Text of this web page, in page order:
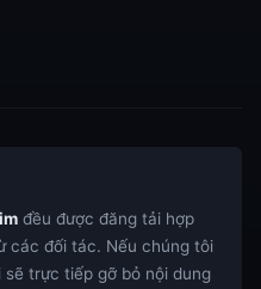
đều được đăng tải hợp
các đối tác. Nếu chúng tôi
trực tiếp gỡ bỏ nội dung